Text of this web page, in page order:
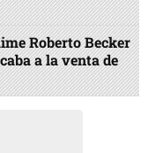
Roberto Becker
a la venta de